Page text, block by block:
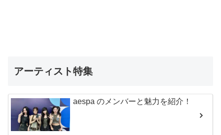
アーティスト特集
aespa のメンバーと魅力を紹介！